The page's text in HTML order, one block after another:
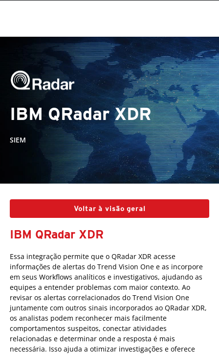
IBM QRadar XDR
SIEM
Voltar à visão geral
IBM QRadar XDR
Essa integração permite que o QRadar XDR acesse
informações de alertas do Trend Vision One e as incorpore
em seus Workflows analíticos e investigativos, ajudando as
equipes a entender problemas com maior contexto. Ao
revisar os alertas correlacionados do Trend Vision One
juntamente com outros sinais incorporados ao QRadar XDR,
os analistas podem reconhecer mais facilmente
comportamentos suspeitos, conectar atividades
relacionadas e determinar onde a resposta é mais
necessária. Isso ajuda a otimizar investigações e oferece